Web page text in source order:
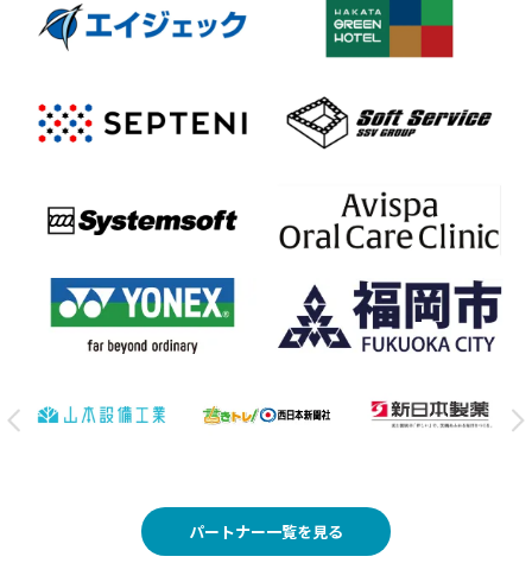
パートナー一覧を見る